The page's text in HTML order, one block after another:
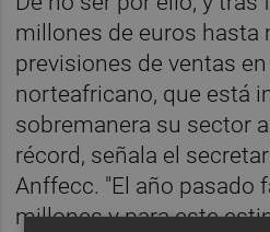
millones de euros hasta
previsiones de ventas
norteafricano, que está
sobremanera su sector
récord, señala el
Anffecc. "El año pasado
millones y para este